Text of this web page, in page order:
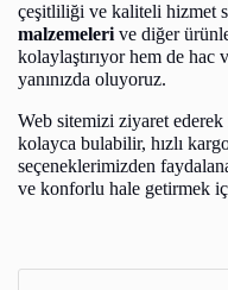
çeşitliliği ve kaliteli hizmet
malzemeleri ve diğer
kolaylaştırıyor hem de hac
yanınızda oluyoruz.
Web sitemizi ziyaret
kolayca bulabilir, hızlı
seçeneklerimizden
ve konforlu hale getirmek